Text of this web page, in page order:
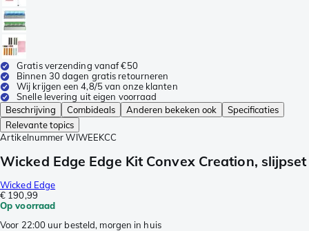
Gratis verzending vanaf €50
Binnen 30 dagen gratis retourneren
Wij krijgen een 4,8/5 van onze klanten
Snelle levering uit eigen voorraad
Beschrijving
Combideals Anderen bekeken ook
Specificaties
Relevante topics
Artikelnummer WIWEEKCC
Wicked Edge Edge Kit Convex Creation, slijpset
Wicked Edge
€ 190,99
Op voorraad
Voor 22:00 uur besteld, morgen in huis